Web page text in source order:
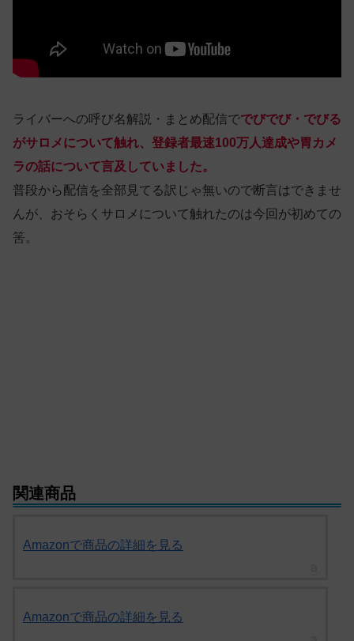
ライバーへの呼び名解説・まとめ配信ででびでび・でびる
がサロメについて触れ、登録者最速100万人達成や胃カメ
ラの話について言及していました。
普段から配信を全部見てる訳じゃ無いので断言はできませ
んが、おそらくサロメについて触れたのは今回が初めての
筈。
関連商品
Amazonで商品の詳細を見る
Amazonで商品の詳細を見る